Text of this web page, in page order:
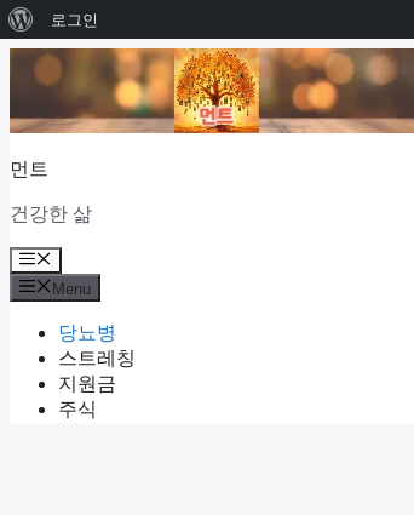
드
레
스
소
개
로그인
Skip
먼트
건강한 삶
Menu
Menu
당뇨병
스트레칭
지원금
주식